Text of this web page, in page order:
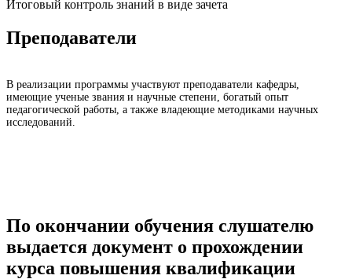
Итоговый контроль знаний в виде зачета
Преподаватели
В реализации программы участвуют преподаватели кафедры,
имеющие ученые звания и научные степени, богатый опыт
педагогической работы, а также владеющие методиками научных
исследований.
По окончании обучения слушателю
выдается документ о прохождении
курса повышения квалификации